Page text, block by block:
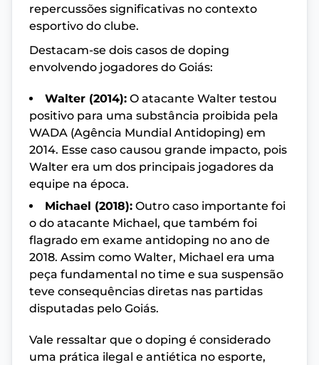
repercussões significativas no contexto
esportivo do clube.
Destacam-se dois casos de doping
envolvendo jogadores do Goiás:
Walter (2014): O atacante Walter testou
positivo para uma substância proibida pela
WADA (Agência Mundial Antidoping) em
2014. Esse caso causou grande impacto, pois
Walter era um dos principais jogadores da
equipe na época.
Michael (2018): Outro caso importante foi
o do atacante Michael, que também foi
flagrado em exame antidoping no ano de
2018. Assim como Walter, Michael era uma
peça fundamental no time e sua suspensão
teve consequências diretas nas partidas
disputadas pelo Goiás.
Vale ressaltar que o doping é considerado
uma prática ilegal e antiética no esporte,